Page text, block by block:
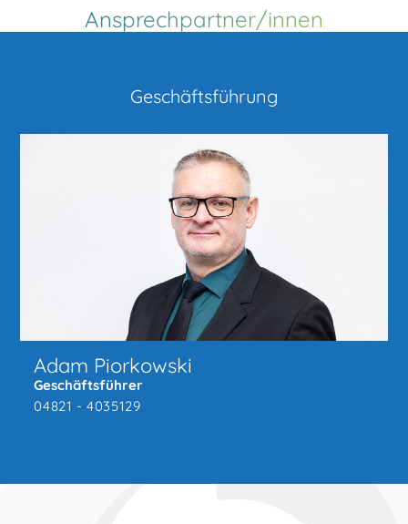
Ansprechpartner/innen
Geschäftsführung
Adam Piorkowski
Geschäftsführer
04821 - 4035129